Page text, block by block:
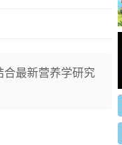
最新营养学研究